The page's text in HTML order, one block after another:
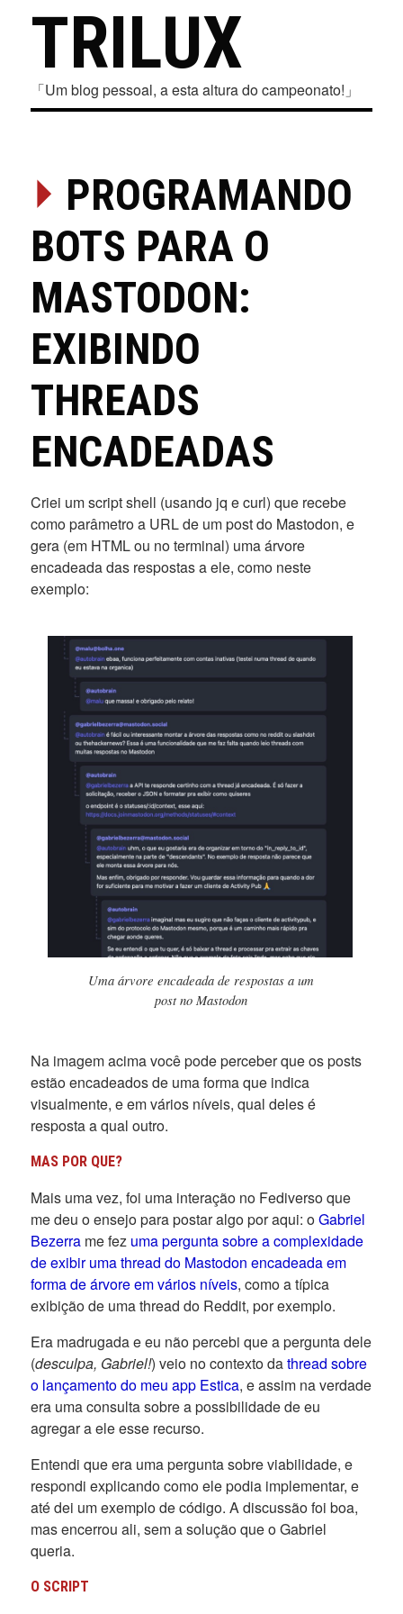
TRILUX
「Um blog pessoal, a esta altura do campeonato!」
⏵ PROGRAMANDO
BOTS PARA O
MASTODON:
EXIBINDO
THREADS
ENCADEADAS
Criei um script shell (usando jq e curl) que recebe
como parâmetro a URL de um post do Mastodon, e
gera (em HTML ou no terminal) uma árvore
encadeada das respostas a ele, como neste
exemplo:
Uma árvore encadeada de respostas a um
post no Mastodon
Na imagem acima você pode perceber que os posts
estão encadeados de uma forma que indica
visualmente, e em vários níveis, qual deles é
resposta a qual outro.
MAS POR QUE?
Mais uma vez, foi uma interação no Fediverso que
me deu o ensejo para postar algo por aqui: oGabriel
Bezerrame fez uma pergunta sobre a complexidade
de exibir uma thread do Mastodon encadeada em
forma de árvore em vários níveis, como a típica
exibição de uma thread do Reddit, por exemplo.
Era madrugada e eu não percebi que a pergunta dele
(desculpa, Gabriel!) veio no contexto dathread sobre
o lançamento do meu app Estica, e assim na verdade
era uma consulta sobre a possibilidade de eu
agregar a ele esse recurso.
Entendi que era uma pergunta sobre viabilidade, e
respondi explicando como ele podia implementar, e
até dei um exemplo de código. A discussão foi boa,
mas encerrou ali, sem a solução que o Gabriel
queria.
O SCRIPT